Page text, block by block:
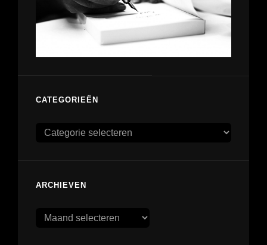
CATEGORIEËN
Categorieën
ARCHIEVEN
Archieven